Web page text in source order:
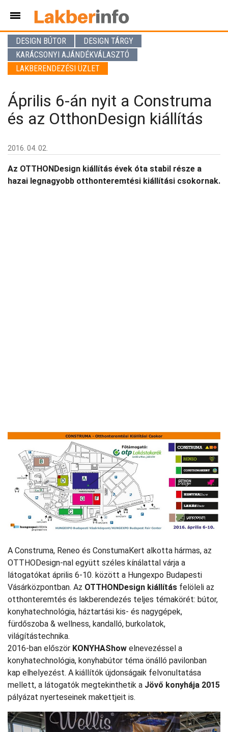
DESIGN BÚTOR
DESIGN TÁRGY
KARÁCSONYI AJÁNDÉKVÁLASZTÓ
LAKBERENDEZÉSI ÜZLET
Április 6-án nyit a Construma
és az OtthonDesign kiállítás
2016. 04. 02.
Az OTTHONDesign kiállítás évek óta stabil része a
hazai legnagyobb otthonteremtési kiállítási csokornak.
A Construma, Reneo és ConstumaKert alkotta hármas, az
OTTHODesign-nal együtt széles kínálattal várja a
látogatókat április 6-10. között a Hungexpo Budapesti
Vásárközpontban. Az OTTHONDesign kiállítás felöleli az
otthonteremtés és lakberendezés teljes témakörét: bútor,
konyhatechnológia, háztartási kis- és nagygépek,
fürdőszoba & wellness, kandalló, burkolatok,
világítástechnika.
2016-ban először KONYHAShow elnevezéssel a
konyhatechnológia, konyhabútor téma önálló pavilonban
kap elhelyezést. A kiállítók újdonságaik felvonultatása
mellett, a látogatók megtekinthetik a Jövő konyhája 2015
pályázat nyerteseinek makettjeit is.